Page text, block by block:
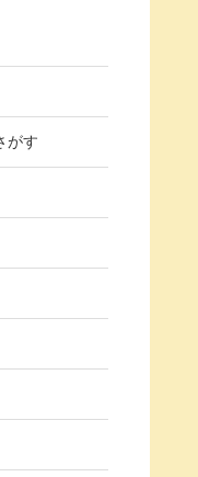
がす